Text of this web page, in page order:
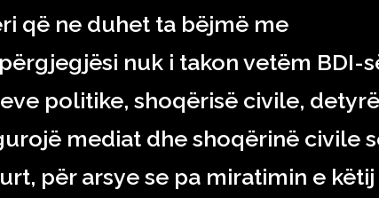
që ne duhet ta bëjmë me
nuk i takon vetëm BDI-
politike, shoqërisë civile,
mediat dhe shoqërinë civile
për arsye se pa miratimin e këtij